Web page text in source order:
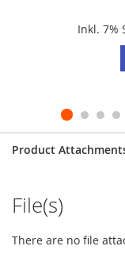
Inkl. 7%
Product
File(s)
There are no file